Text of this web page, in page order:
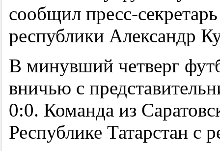
сообщил пресс-
республики Александр
В минувший четверг
вничью с
0:0. Команда из
Республике Татарстан с